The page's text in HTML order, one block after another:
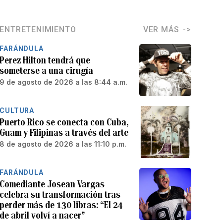
ENTRETENIMIENTO VER MÁS
FARÁNDULA
Perez Hilton tendrá que
someterse a una cirugía
9 de agosto de 2026 a las 8:44 a.m.
CULTURA
Puerto Rico se conecta con Cuba,
Guam y Filipinas a través del arte
8 de agosto de 2026 a las 11:10 p.m.
FARÁNDULA
Comediante Josean Vargas
celebra su transformación tras
perder más de 130 libras: “El 24
de abril volví a nacer”